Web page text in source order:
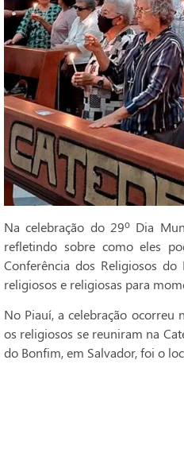
Na celebração do 29º Dia
refletindo sobre como eles
Conferência dos Religiosos
religiosos e religiosas para
No Piauí, a celebração ocorreu
os religiosos se reuniram na
do Bonfim, em Salvador, foi o